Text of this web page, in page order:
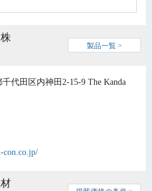
製品一覧 >
代田区内神田2-15-9 The Kanda
con.co.jp/